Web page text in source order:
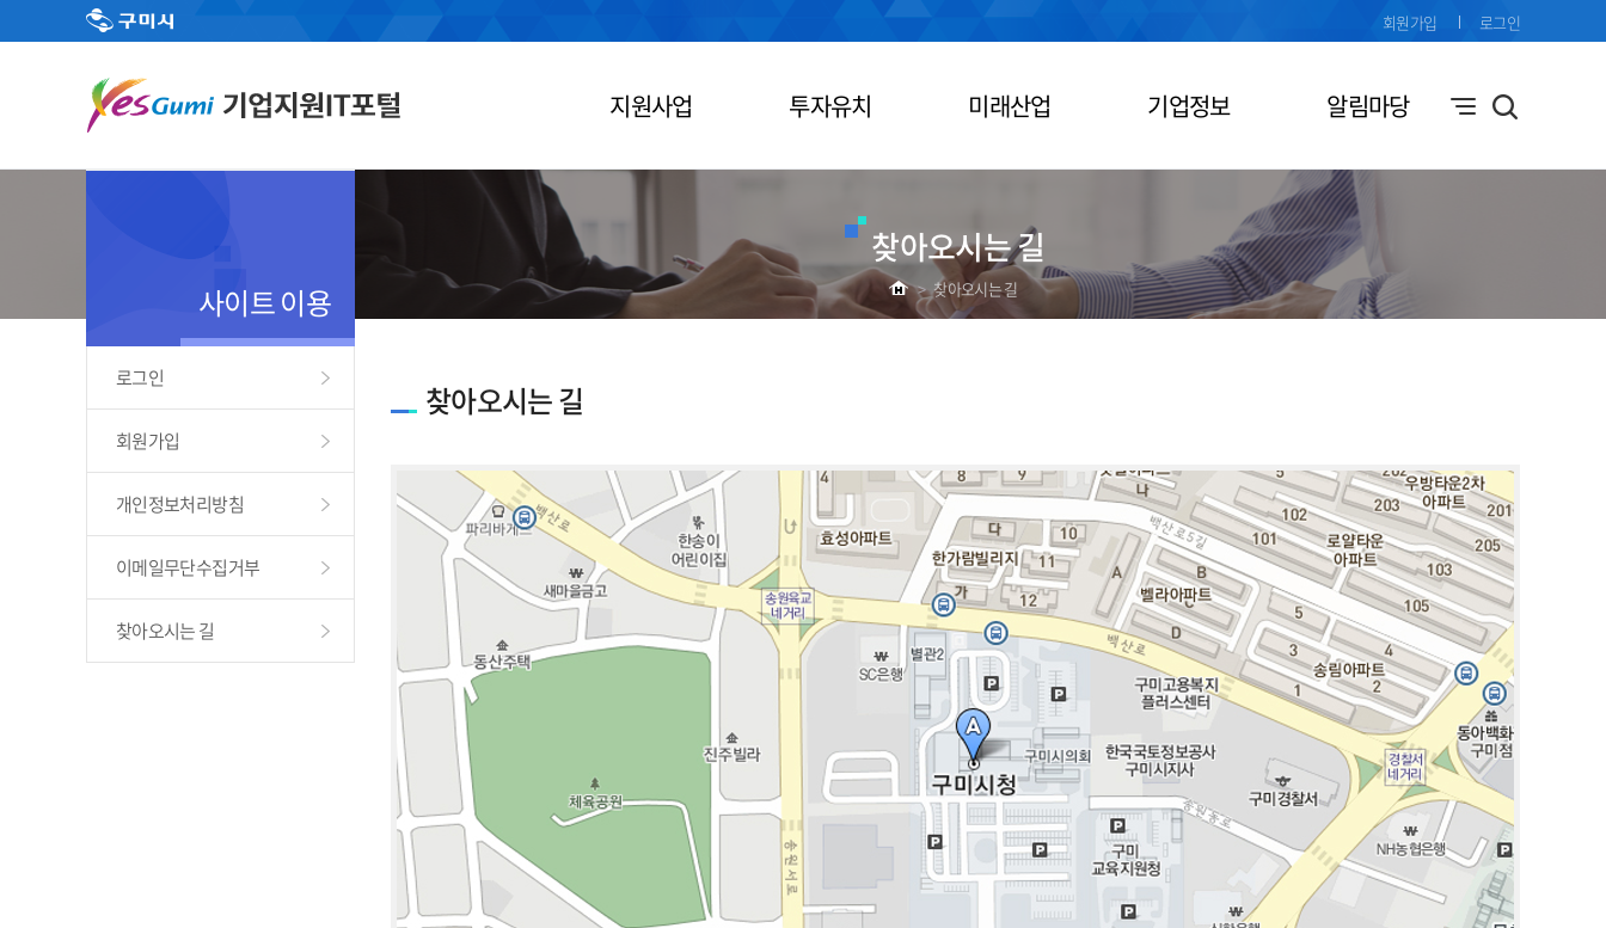
지원사업 투자유치 미래산업 기업정보 알림마당
회원가입 로그인
찾아오시는 길
> 찾아오시는 길
사이트 이용
로그인
회원가입
개인정보처리방침
이메일무단수집거부
찾아오시는 길
찾아오시는 길